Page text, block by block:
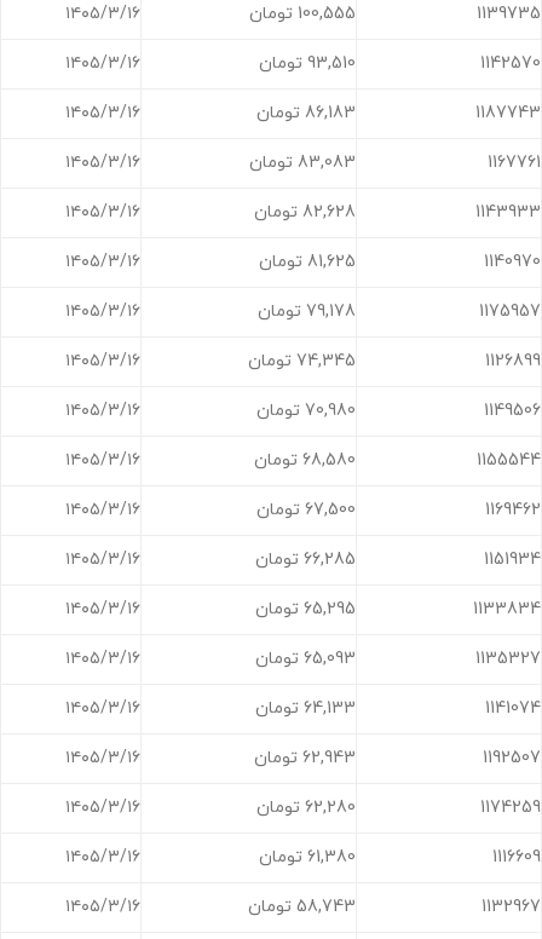
1139735 100,555 تومان ۱۴۰۵/۳/۱۶
1142570 93,510 تومان ۱۴۰۵/۳/۱۶
1187743 86,183 تومان ۱۴۰۵/۳/۱۶
1167761 83,083 تومان ۱۴۰۵/۳/۱۶
1143933 82,628 تومان ۱۴۰۵/۳/۱۶
1140970 81,625 تومان ۱۴۰۵/۳/۱۶
1175957 79,178 تومان ۱۴۰۵/۳/۱۶
1126899 74,345 تومان ۱۴۰۵/۳/۱۶
1149506 70,980 تومان ۱۴۰۵/۳/۱۶
1155544 68,580 تومان ۱۴۰۵/۳/۱۶
1169462 67,500 تومان ۱۴۰۵/۳/۱۶
1151934 66,285 تومان ۱۴۰۵/۳/۱۶
1133834 65,295 تومان ۱۴۰۵/۳/۱۶
1135327 65,093 تومان ۱۴۰۵/۳/۱۶
1141074 64,133 تومان ۱۴۰۵/۳/۱۶
1192507 62,943 تومان ۱۴۰۵/۳/۱۶
1174259 62,280 تومان ۱۴۰۵/۳/۱۶
1116609 61,380 تومان ۱۴۰۵/۳/۱۶
1132967 58,743 تومان ۱۴۰۵/۳/۱۶